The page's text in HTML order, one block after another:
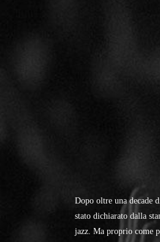
Dopo oltre una decade
stato dichiarato dalla
jazz. Ma proprio come